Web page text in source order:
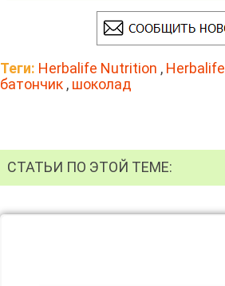
Теги: Herbalife Nutrition , Herbalife
батончик , шоколад
СТАТЬИ ПО ЭТОЙ ТЕМЕ: